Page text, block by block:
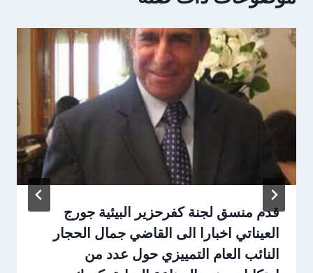
قدم منسق لجنة كفرحزير البيئية جورج
العيناتي اخبارا الى القاضي جمال الحجار
النائب العام التمييزي حول عدد من